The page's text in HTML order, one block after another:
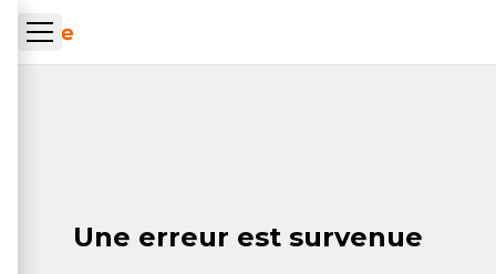
Aller au contenu principal
Une erreur est survenue